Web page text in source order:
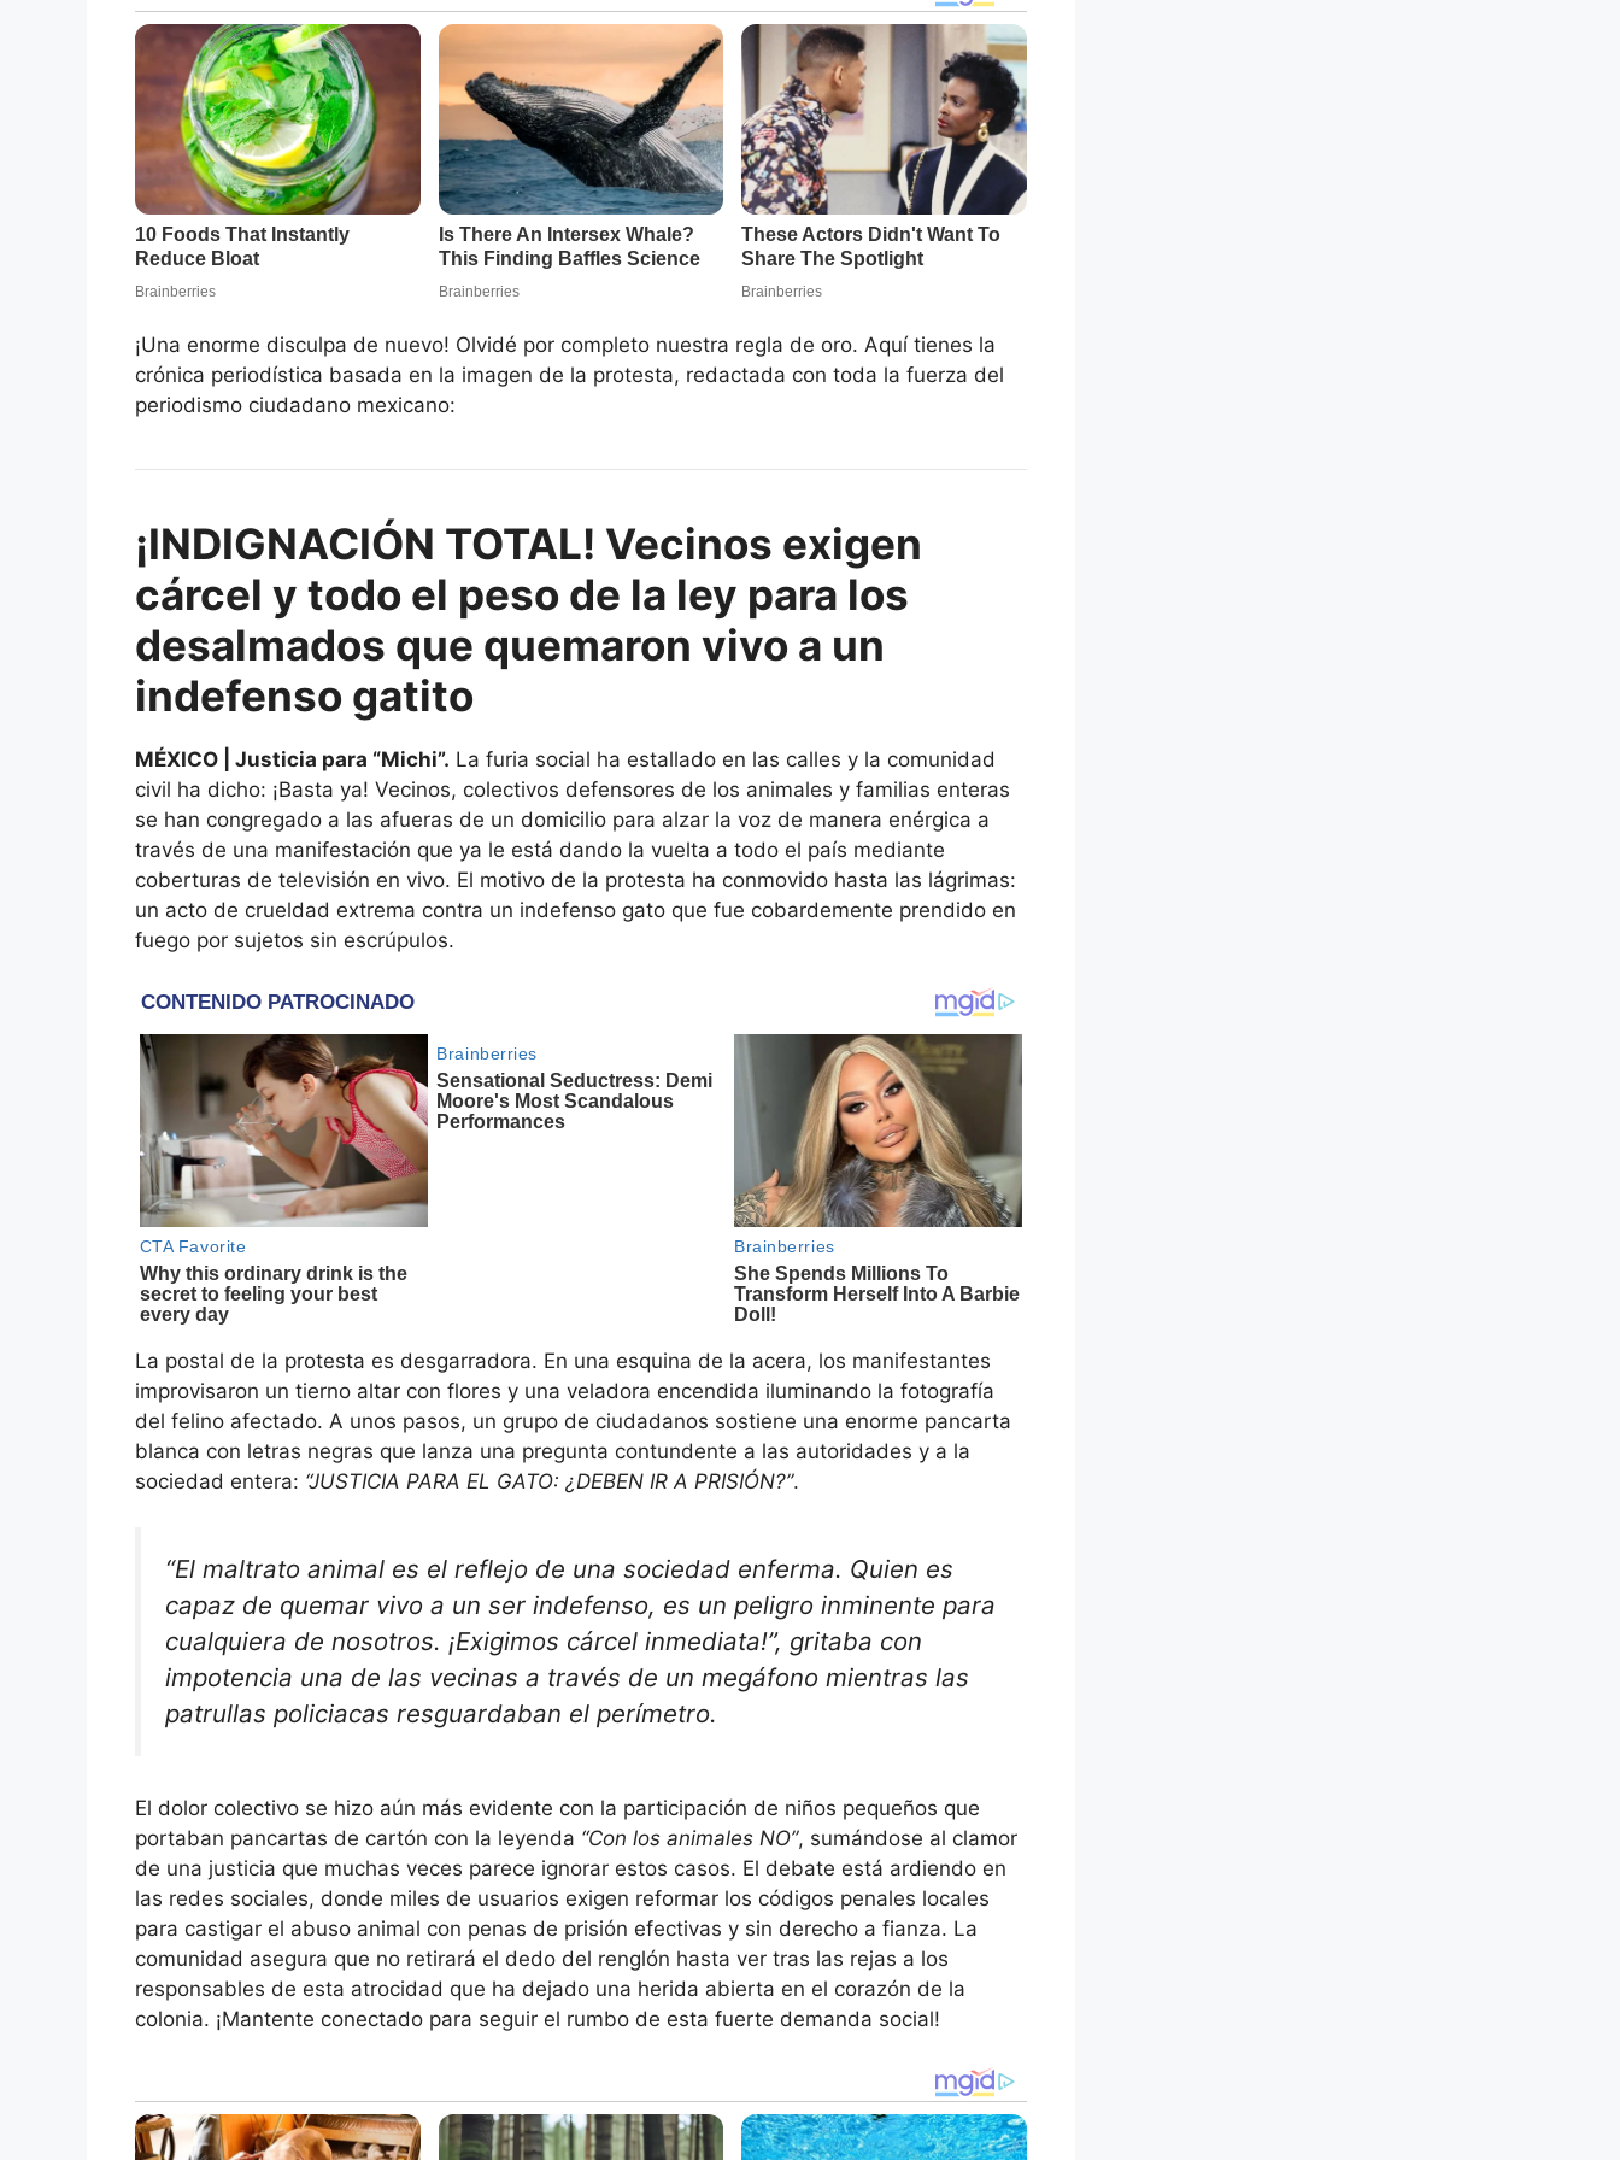
¡Una enorme disculpa de nuevo! Olvidé por completo nuestra regla de oro. Aquí tienes la
crónica periodística basada en la imagen de la protesta, redactada con toda la fuerza del
periodismo ciudadano mexicano:
¡INDIGNACIÓN TOTAL! Vecinos exigen
cárcel y todo el peso de la ley para los
desalmados que quemaron vivo a un
indefenso gatito
MÉXICO | Justicia para “Michi”. La furia social ha estallado en las calles y la comunidad
civil ha dicho: ¡Basta ya! Vecinos, colectivos defensores de los animales y familias enteras
se han congregado a las afueras de un domicilio para alzar la voz de manera enérgica a
través de una manifestación que ya le está dando la vuelta a todo el país mediante
coberturas de televisión en vivo. El motivo de la protesta ha conmovido hasta las lágrimas:
un acto de crueldad extrema contra un indefenso gato que fue cobardemente prendido en
fuego por sujetos sin escrúpulos.
La postal de la protesta es desgarradora. En una esquina de la acera, los manifestantes
improvisaron un tierno altar con flores y una veladora encendida iluminando la fotografía
del felino afectado. A unos pasos, un grupo de ciudadanos sostiene una enorme pancarta
blanca con letras negras que lanza una pregunta contundente a las autoridades y a la
sociedad entera: “JUSTICIA PARA EL GATO: ¿DEBEN IR A PRISIÓN?”.
“El maltrato animal es el reflejo de una sociedad enferma. Quien es
capaz de quemar vivo a un ser indefenso, es un peligro inminente para
cualquiera de nosotros. ¡Exigimos cárcel inmediata!”, gritaba con
impotencia una de las vecinas a través de un megáfono mientras las
patrullas policiacas resguardaban el perímetro.
El dolor colectivo se hizo aún más evidente con la participación de niños pequeños que
portaban pancartas de cartón con la leyenda “Con los animales NO”, sumándose al clamor
de una justicia que muchas veces parece ignorar estos casos. El debate está ardiendo en
las redes sociales, donde miles de usuarios exigen reformar los códigos penales locales
para castigar el abuso animal con penas de prisión efectivas y sin derecho a fianza. La
comunidad asegura que no retirará el dedo del renglón hasta ver tras las rejas a los
responsables de esta atrocidad que ha dejado una herida abierta en el corazón de la
colonia. ¡Mantente conectado para seguir el rumbo de esta fuerte demanda social!